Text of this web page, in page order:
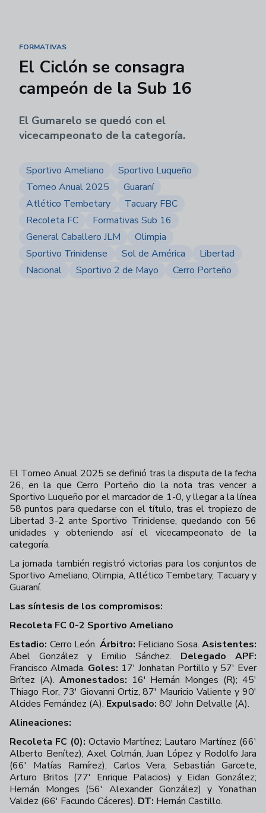
FORMATIVAS
El Ciclón se consagra
campeón de la Sub 16
El Gumarelo se quedó con el
vicecampeonato de la categoría.
Sportivo Ameliano
Sportivo Luqueño
Torneo Anual 2025
Guaraní
Atlético Tembetary
Tacuary FBC
Recoleta FC
Formativas Sub 16
General Caballero JLM
Olimpia
Sportivo Trinidense
Sol de América
Libertad
Nacional
Sportivo 2 de Mayo Cerro Porteño
El Torneo Anual 2025 se definió tras la disputa de la fecha
26, en la que Cerro Porteño dio la nota tras vencer a
Sportivo Luqueño por el marcador de 1-0, y llegar a la línea
58 puntos para quedarse con el título, tras el tropiezo de
Libertad 3-2 ante Sportivo Trinidense, quedando con 56
unidades y obteniendo así el vicecampeonato de la
categoría.
La jornada también registró victorias para los conjuntos de
Sportivo Ameliano, Olimpia, Atlético Tembetary, Tacuary y
Guaraní.
Las síntesis de los compromisos:
Recoleta FC 0-2 Sportivo Ameliano
Estadio: Cerro León. Árbitro: Feliciano Sosa. Asistentes:
Abel González y Emilio Sánchez. Delegado APF:
Francisco Almada. Goles: 17' Jonhatan Portillo y 57' Ever
Brítez (A). Amonestados: 16' Hernán Monges (R); 45'
Thiago Flor, 73' Giovanni Ortiz, 87' Mauricio Valiente y 90'
Alcides Fernández (A). Expulsado: 80' John Delvalle (A).
Alineaciones:
Recoleta FC (0): Octavio Martínez; Lautaro Martínez (66'
Alberto Benítez), Axel Colmán, Juan López y Rodolfo Jara
(66' Matías Ramírez); Carlos Vera, Sebastián Garcete,
Arturo Britos (77' Enrique Palacios) y Eidan González;
Hernán Monges (56' Alexander González) y Yonathan
Valdez (66' Facundo Cáceres). DT: Hernán Castillo.